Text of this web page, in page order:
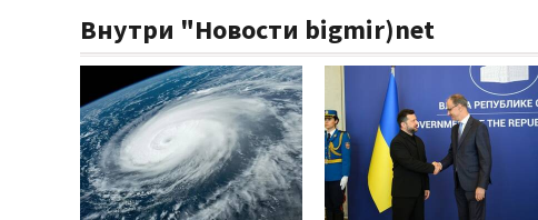
Внутри "Новости bigmir)net